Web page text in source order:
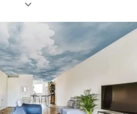
Tags
Billedformat
Farve
Smart
Nulstil alting